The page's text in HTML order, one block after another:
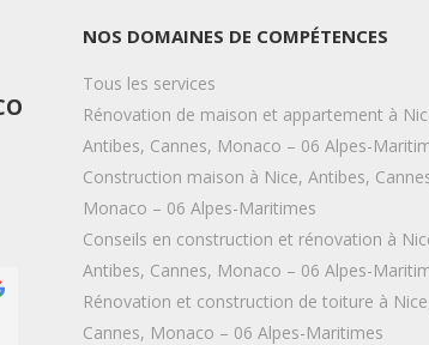
Camille Zins
6 years ago
NOS DOMAINES DE COMPÉTENCES
Tous les services
Rénovation de maison et appartement à
Antibes, Cannes, Monaco – 06 Alpes-
Construction maison à Nice, Antibes,
Monaco – 06 Alpes-Maritimes
Conseils en construction et rénovation à
Antibes, Cannes, Monaco – 06 Alpes-
Rénovation et construction de toiture à
Cannes, Monaco – 06 Alpes-Maritimes